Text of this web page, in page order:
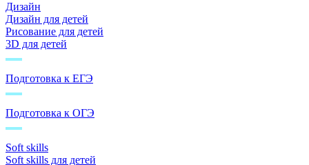
Дизайн
Дизайн для детей
Рисование для детей
3D для детей
Подготовка к ЕГЭ
Подготовка к ОГЭ
Soft skills
Soft skills для детей